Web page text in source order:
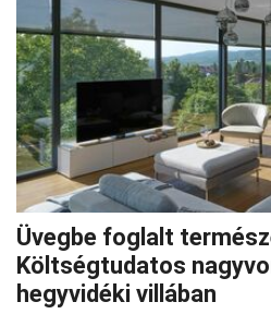
Üvegbe foglalt
Költségtudatos
hegyvidéki villában